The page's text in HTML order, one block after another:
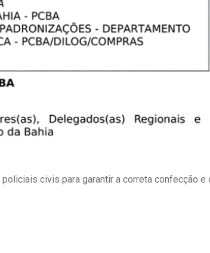
civis para garantir a correta confecção e